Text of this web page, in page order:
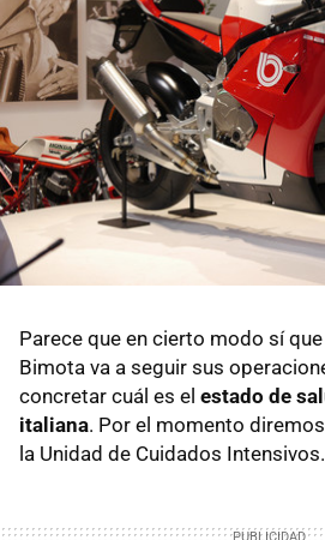
Parece que en cierto modo sí
Bimota va a seguir sus
concretar cuál es el estado de
italiana. Por el momento
la Unidad de Cuidados Intensivos.